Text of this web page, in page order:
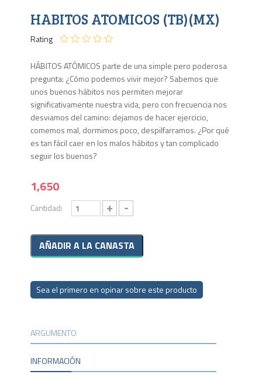
HABITOS ATOMICOS (TB)(MX)
Rating
HÁBITOS ATÓMICOS parte de una simple pero poderosa
pregunta: ¿Cómo podemos vivir mejor? Sabemos que
unos buenos hábitos nos permiten mejorar
significativamente nuestra vida, pero con frecuencia nos
desviamos del camino: dejamos de hacer ejercicio,
comemos mal, dormimos poco, despilfarramos. ¿Por qué
es tan fácil caer en los malos hábitos y tan complicado
seguir los buenos?
1,650
Cantidad: + -
Sea el primero en opinar sobre este producto
ARGUMENTO
INFORMACIÓN